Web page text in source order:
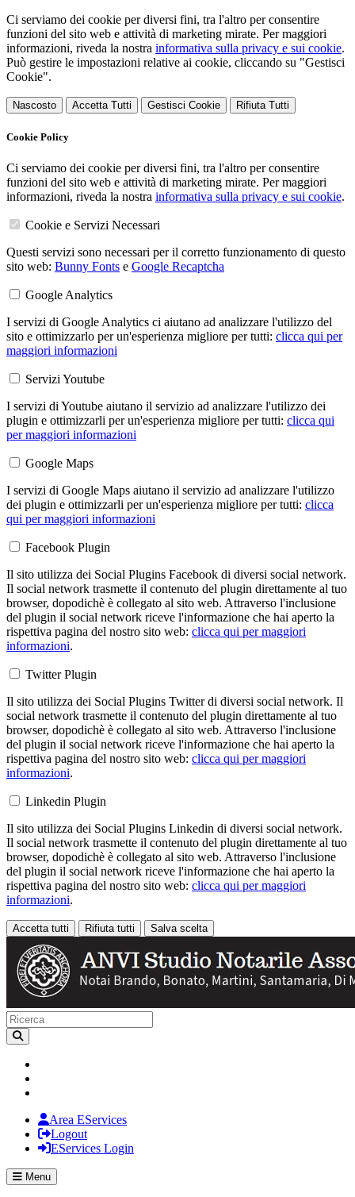
Ci serviamo dei cookie per diversi fini, tra l'altro per consentire
funzioni del sito web e attività di marketing mirate. Per maggiori
informazioni, riveda la nostra informativa sulla privacy e sui cookie.
Può gestire le impostazioni relative ai cookie, cliccando su "Gestisci
Cookie".
Nascosto Accetta Tutti Gestisci Cookie Rifiuta Tutti
Cookie Policy
Ci serviamo dei cookie per diversi fini, tra l'altro per consentire
funzioni del sito web e attività di marketing mirate. Per maggiori
informazioni, riveda la nostra informativa sulla privacy e sui cookie.
Cookie e Servizi Necessari
Questi servizi sono necessari per il corretto funzionamento di questo
sito web: Bunny Fonts e Google Recaptcha
Google Analytics
I servizi di Google Analytics ci aiutano ad analizzare l'utilizzo del
sito e ottimizzarlo per un'esperienza migliore per tutti: clicca qui per
maggiori informazioni
Servizi Youtube
I servizi di Youtube aiutano il servizio ad analizzare l'utilizzo dei
plugin e ottimizzarli per un'esperienza migliore per tutti: clicca qui
per maggiori informazioni
Google Maps
I servizi di Google Maps aiutano il servizio ad analizzare l'utilizzo
dei plugin e ottimizzarli per un'esperienza migliore per tutti: clicca
qui per maggiori informazioni
Facebook Plugin
Il sito utilizza dei Social Plugins Facebook di diversi social network.
Il social network trasmette il contenuto del plugin direttamente al tuo
browser, dopodichè è collegato al sito web. Attraverso l'inclusione
del plugin il social network riceve l'informazione che hai aperto la
rispettiva pagina del nostro sito web: clicca qui per maggiori
informazioni.
Twitter Plugin
Il sito utilizza dei Social Plugins Twitter di diversi social network. Il
social network trasmette il contenuto del plugin direttamente al tuo
browser, dopodichè è collegato al sito web. Attraverso l'inclusione
del plugin il social network riceve l'informazione che hai aperto la
rispettiva pagina del nostro sito web: clicca qui per maggiori
informazioni.
Linkedin Plugin
Il sito utilizza dei Social Plugins Linkedin di diversi social network.
Il social network trasmette il contenuto del plugin direttamente al tuo
browser, dopodichè è collegato al sito web. Attraverso l'inclusione
del plugin il social network riceve l'informazione che hai aperto la
rispettiva pagina del nostro sito web: clicca qui per maggiori
informazioni.
Accetta tutti Rifiuta tutti Salva scelta
Loading...
Area EServices
Logout
EServices Login
Menu